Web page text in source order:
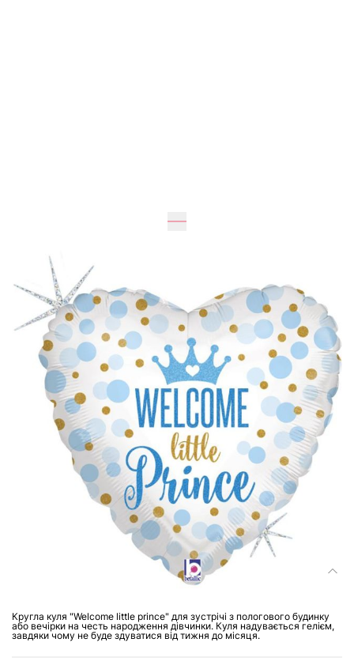
46 см 46см
195 грн
Додати до кошика
Купити в один клік
Кругла куля "Welcome little prince" для зустрічі з пологового будинку
або вечірки на честь народження дівчинки. Куля надувається гелієм,
завдяки чому не буде здуватися від тижня до місяця.